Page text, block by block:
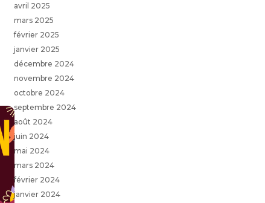
avril 2025
mars 2025
février 2025
janvier 2025
décembre 2024
novembre 2024
octobre 2024
septembre 2024
août 2024
juin 2024
mai 2024
mars 2024
février 2024
janvier 2024